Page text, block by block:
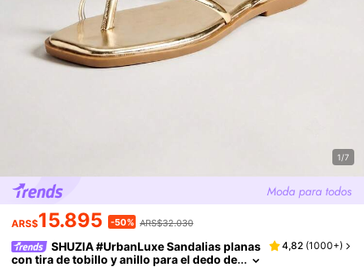
1/7
ARS$15.895 -50% ARS$32.030
SHUZIA #UrbanLuxe Sandalias planas
con tira de tobillo y anillo para el dedo de
4,82 (1000+)